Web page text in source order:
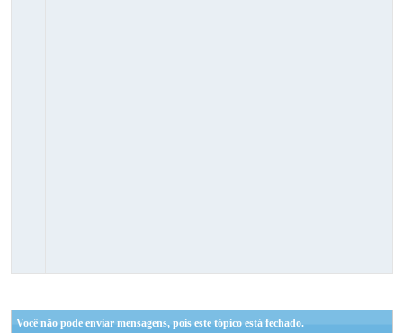
Você não pode enviar mensagens, pois este tópico está fechado.